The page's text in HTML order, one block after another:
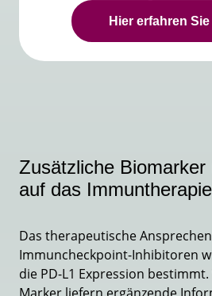
Hier erfahren
Zusätzliche Biomarker
auf das
Das therapeutische
Immuncheckpoint-Inhibitoren
die PD-L1 Expression